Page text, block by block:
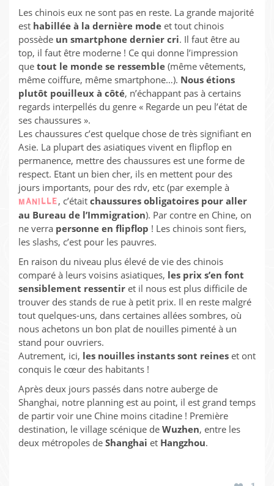
Les chinois eux ne sont pas en reste. La grande majorité
est habillée à la dernière mode et tout chinois
possède un smartphone dernier cri. Il faut être au
top, il faut être moderne ! Ce qui donne l’impression
que tout le monde se ressemble (même vêtements,
même coiffure, même smartphone…). Nous étions
plutôt pouilleux à côté, n’échappant pas à certains
regards interpellés du genre « Regarde un peu l’état de
ses chaussures ».
Les chaussures c’est quelque chose de très signifiant en
Asie. La plupart des asiatiques vivent en flipflop en
permanence, mettre des chaussures est une forme de
respect. Etant un bien cher, ils en mettent pour des
jours importants, pour des rdv, etc (par exemple à
MANILLE, c’était chaussures obligatoires pour aller
au Bureau de l’Immigration). Par contre en Chine, on
ne verra personne en flipflop ! Les chinois sont fiers,
les slashs, c’est pour les pauvres.
En raison du niveau plus élevé de vie des chinois
comparé à leurs voisins asiatiques, les prix s’en font
sensiblement ressentir et il nous est plus difficile de
trouver des stands de rue à petit prix. Il en reste malgré
tout quelques-uns, dans certaines allées sombres, où
nous achetons un bon plat de nouilles pimenté à un
stand pour ouvriers.
Autrement, ici, les nouilles instants sont reines et ont
conquis le cœur des habitants !
Après deux jours passés dans notre auberge de
Shanghai, notre planning est au point, il est grand temps
de partir voir une Chine moins citadine ! Première
destination, le village scénique de Wuzhen, entre les
deux métropoles de Shanghai et Hangzhou.